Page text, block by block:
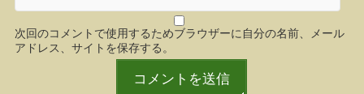
次回のコメントで使用するためブラウザーに自分の名前、メール
アドレス、サイトを保存する。